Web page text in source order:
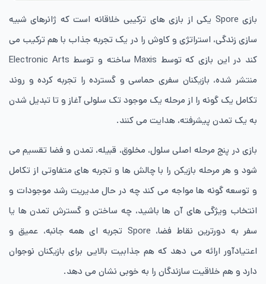
بازی Spore یکی از بازی ‌های ترکیبی خلاقانه است که ژانرهای شبیه
سازی زندگی، استراتژی و کاوش را در یک تجربه جذاب با هم ترکیب می
کند در این بازی که توسط Maxis ساخته و توسط Electronic Arts
منتشر شده، بازیکنان سفری حماسی و گسترده را تجربه کرده و روند
تکامل یک گونه را از مرحله یک موجود تک سلولی آغاز و تا تبدیل شدن
به یک تمدن پیشرفته، هدایت می کنند.
بازی در پنج مرحله اصلی سلول، مخلوق، قبیله، تمدن و فضا تقسیم می
شود و هر مرحله بازیکن را با چالش ها و تجربه های متفاوتی از تکامل
و توسعه گونه ها مواجه می کند چه در حال مدیریت رشد موجودات و
انتخاب ویژگی های آن ها باشید، چه ساختن و گسترش تمدن ها یا
سفر به دورترین نقاط فضا، Spore تجربه ای همه جانبه، عمیق و
اعتیادآور ارائه می دهد که هم جذابیت بالایی برای بازیکنان نوجوان
دارد و هم خلاقیت سازندگان را به خوبی نشان می دهد.